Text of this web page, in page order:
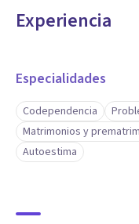
Experiencia
Especialidades
Codependencia
Matrimonios y
Autoestima